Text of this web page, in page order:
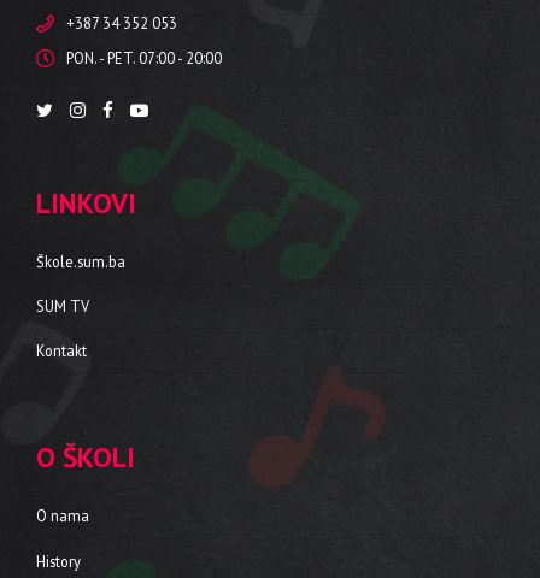
+387 34 352 053
PON. - PET. 07:00 - 20:00
LINKOVI
Škole.sum.ba
SUM TV
Kontakt
O ŠKOLI
O nama
History